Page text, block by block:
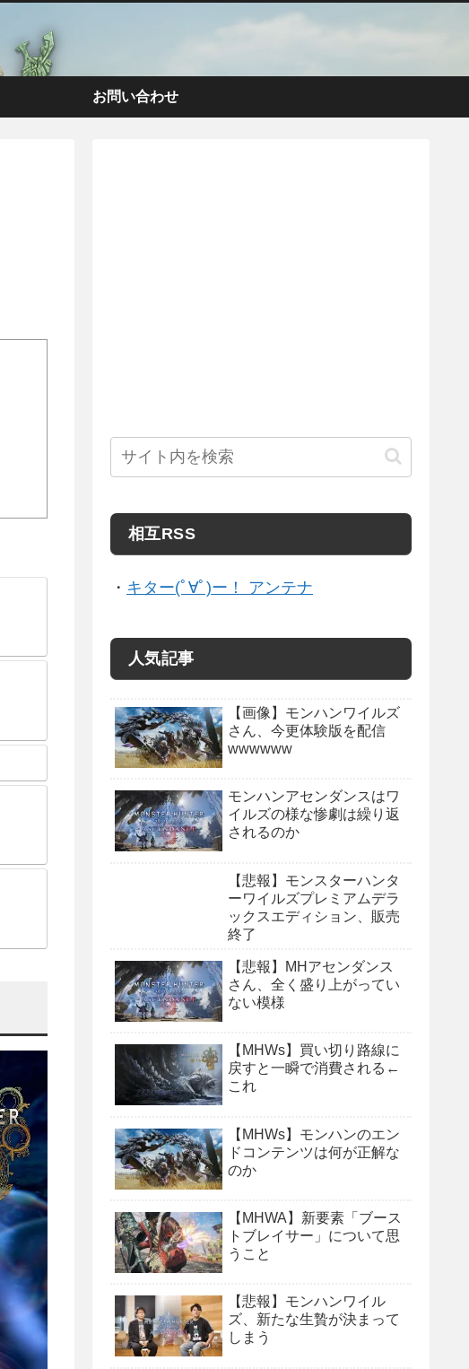
お問い合わせ
相互RSS
・ キター(ﾟ∀ﾟ)ー！ アンテナ
人気記事
【画像】モンハンワイルズ
さん、今更体験版を配信
wwwwww
モンハンアセンダンスはワ
イルズの様な惨劇は繰り返
されるのか
【悲報】モンスターハンタ
ーワイルズプレミアムデラ
ックスエディション、販売
終了
【悲報】MHアセンダンス
さん、全く盛り上がってい
ない模様
【MHWs】買い切り路線に
戻すと一瞬で消費される←
これ
【MHWs】モンハンのエン
ドコンテンツは何が正解な
のか
【MHWA】新要素「ブース
トブレイサー」について思
うこと
【悲報】モンハンワイル
ズ、新たな生贄が決まって
しまう